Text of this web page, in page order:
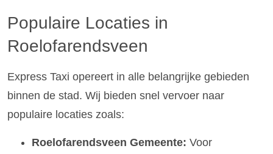
Populaire Locaties in
Roelofarendsveen
Express Taxi opereert in alle belangrijke gebieden
binnen de stad. Wij bieden snel vervoer naar
populaire locaties zoals:
Roelofarendsveen Gemeente: Voor